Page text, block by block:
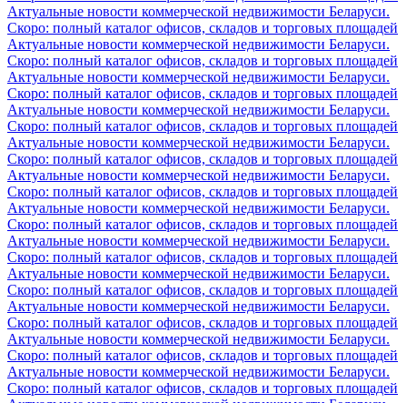
Актуальные новости коммерческой недвижимости Беларуси.
Скоро: полный каталог офисов, складов и торговых площадей
Актуальные новости коммерческой недвижимости Беларуси.
Скоро: полный каталог офисов, складов и торговых площадей
Актуальные новости коммерческой недвижимости Беларуси.
Скоро: полный каталог офисов, складов и торговых площадей
Актуальные новости коммерческой недвижимости Беларуси.
Скоро: полный каталог офисов, складов и торговых площадей
Актуальные новости коммерческой недвижимости Беларуси.
Скоро: полный каталог офисов, складов и торговых площадей
Актуальные новости коммерческой недвижимости Беларуси.
Скоро: полный каталог офисов, складов и торговых площадей
Актуальные новости коммерческой недвижимости Беларуси.
Скоро: полный каталог офисов, складов и торговых площадей
Актуальные новости коммерческой недвижимости Беларуси.
Скоро: полный каталог офисов, складов и торговых площадей
Актуальные новости коммерческой недвижимости Беларуси.
Скоро: полный каталог офисов, складов и торговых площадей
Актуальные новости коммерческой недвижимости Беларуси.
Скоро: полный каталог офисов, складов и торговых площадей
Актуальные новости коммерческой недвижимости Беларуси.
Скоро: полный каталог офисов, складов и торговых площадей
Актуальные новости коммерческой недвижимости Беларуси.
Скоро: полный каталог офисов, складов и торговых площадей